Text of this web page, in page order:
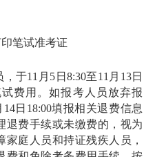
笔试准考证
于11月5日8:30至11月13日
费用。如报考人员放弃报
日18:00填报相关退费信息
退费手续或未缴费的，视为
庭人员和持证残疾人员，